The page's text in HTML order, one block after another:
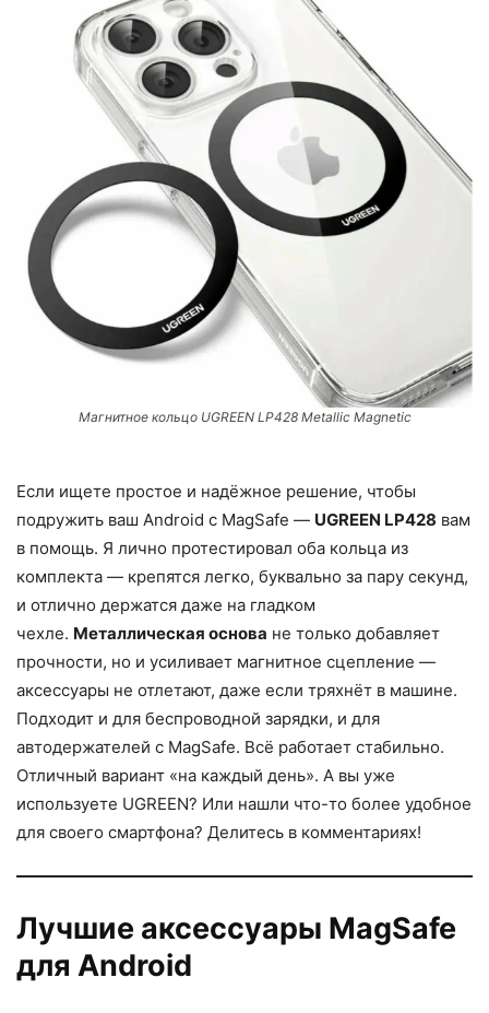
Магнитное кольцо UGREEN LP428 Metallic Magnetic
Если ищете простое и надёжное решение, чтобы
подружить ваш Android с MagSafe — UGREEN LP428 вам
в помощь. Я лично протестировал оба кольца из
комплекта — крепятся легко, буквально за пару секунд,
и отлично держатся даже на гладком
чехле. Металлическая основа не только добавляет
прочности, но и усиливает магнитное сцепление —
аксессуары не отлетают, даже если тряхнёт в машине.
Подходит и для беспроводной зарядки, и для
автодержателей с MagSafe. Всё работает стабильно.
Отличный вариант «на каждый день». А вы уже
используете UGREEN? Или нашли что-то более удобное
для своего смартфона? Делитесь в комментариях!
Лучшие аксессуары MagSafe
для Android